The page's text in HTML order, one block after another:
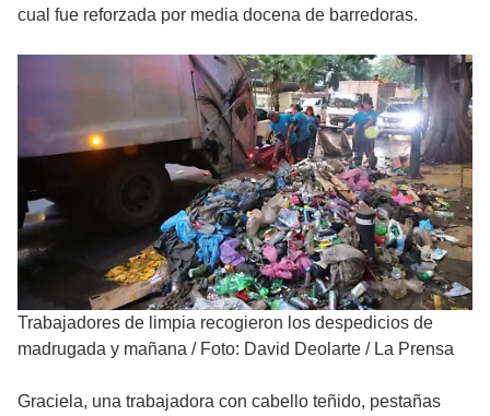
cual fue reforzada por media docena de barredoras.
Trabajadores de limpia recogieron los despedicios de
madrugada y mañana / Foto: David Deolarte / La Prensa
Graciela, una trabajadora con cabello teñido, pestañas